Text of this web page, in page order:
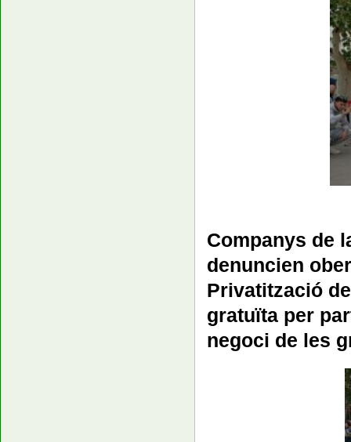
Companys de
denuncien
Privatització
gratuïta per
negoci de les